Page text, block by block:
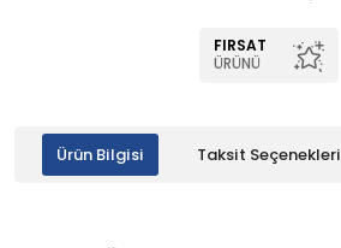
FIRSAT
ÜRÜNÜ
Ürün Bilgisi Taksit Seçenekleri